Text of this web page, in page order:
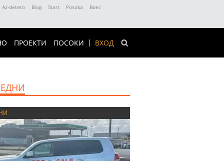
Az-deteto Blog Start Posoka
Boec
ВХОД
ПРОЕКТИ ПОСОКИ